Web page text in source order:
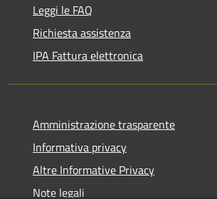
Leggi le FAQ
Richiesta assistenza
IPA Fattura elettronica
Amministrazione trasparente
Informativa privacy
Altre Informative Privacy
Note legali